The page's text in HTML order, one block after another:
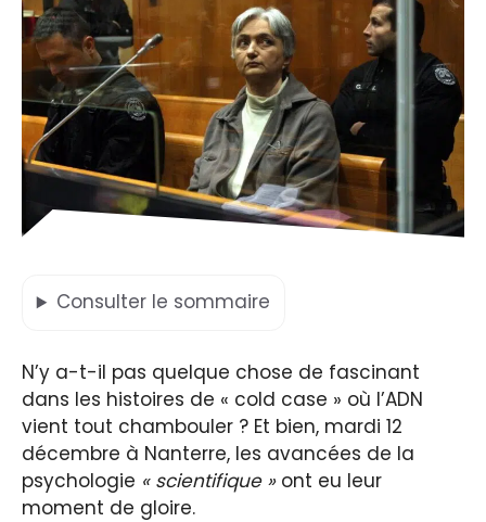
Consulter le sommaire
N’y a-t-il pas quelque chose de fascinant
dans les histoires de « cold case » où l’ADN
vient tout chambouler ? Et bien, mardi 12
décembre à Nanterre, les avancées de la
psychologie « scientifique »ont eu leur
moment de gloire.